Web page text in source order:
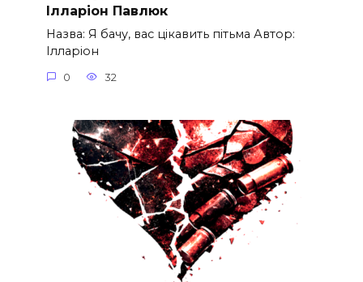
Ілларіон Павлюк
Назва: Я бачу, вас цікавить пітьма Автор:
Ілларіон
0 32